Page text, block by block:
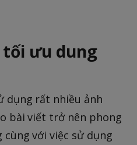
tối ưu dung
dụng rất nhiều ảnh
bài viết trở nên phong
với việc sử dụng